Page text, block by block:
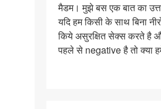
मैडम।
मुझे
बस
एक
मैडम। मुझे बस एक बात का
यदि हम किसी के साथ बिना
किये असुरक्षित सेक्स करते है
पहले से negative है तो क्या